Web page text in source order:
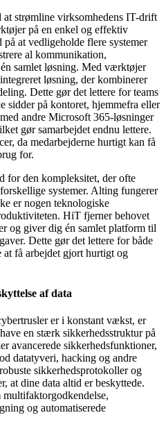
strømline virksomhedens IT-drift
på en enkel og effektiv
at vedligeholde flere systemer
al kommunikation,
samlet løsning. Med værktøjer
løsning, der kombinerer
Dette gør det lettere for teams
sidder på kontoret, hjemmefra eller
andre Microsoft 365-løsninger
gør samarbejdet endnu lettere.
da medarbejderne hurtigt kan få
for.
for den kompleksitet, der ofte
systemer. Alting fungerer
er nogen teknologiske
HiT fjerner behovet
og giver dig én samlet platform til
Dette gør det lettere for både
få arbejdet gjort hurtigt og
af data
er i konstant vækst, er
en stærk sikkerhedsstruktur på
avancerede sikkerhedsfunktioner,
datatyveri, hacking og andre
sikkerhedsprotokoller og
at dine data altid er beskyttede.
og automatiserede